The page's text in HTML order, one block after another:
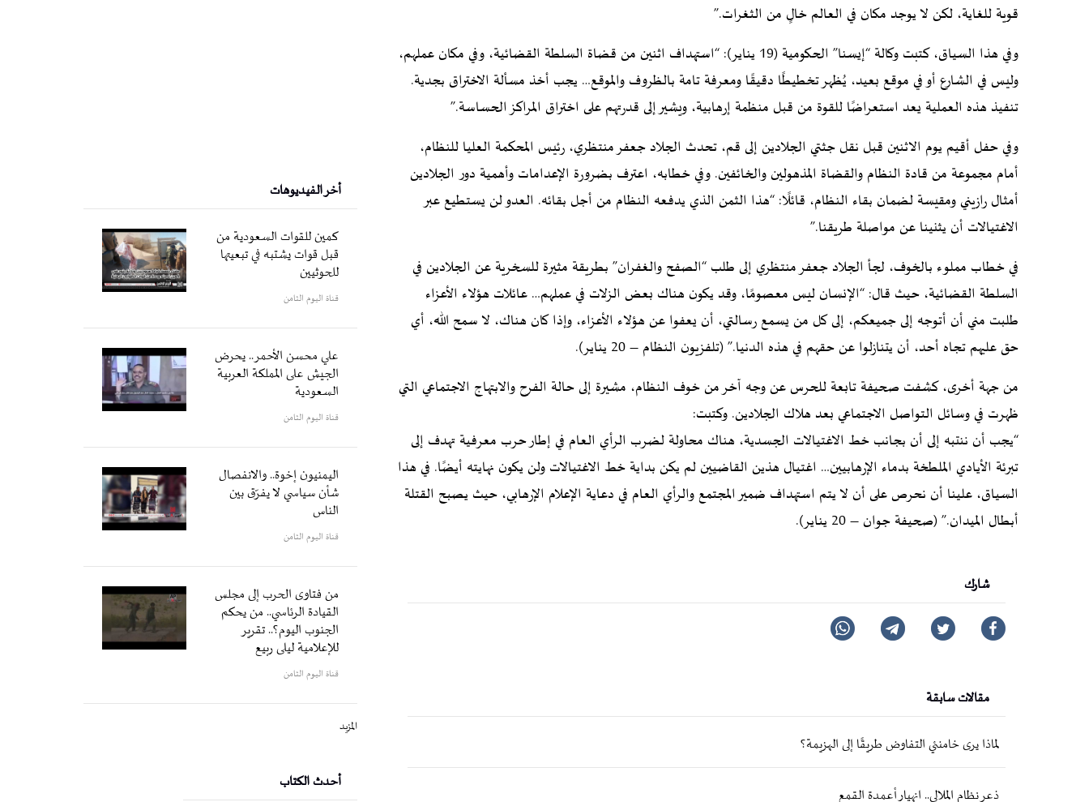
قوية للغاية، لكن لا يوجد مكان في العالم خالٍ من الثغرات.”
وفي هذا السياق، كتبت وكالة “إيسنا” الحكومية (19 يناير): “استهداف اثنين من قضاة السلطة القضائية، وفي مكان عملهم،
وليس في الشارع أو في موقع بعيد، يُظهر تخطيطًا دقيقًا ومعرفة تامة بالظروف والموقع… يجب أخذ مسألة الاختراق بجدية.
تنفيذ هذه العملية يعد استعراضًا للقوة من قبل منظمة إرهابية، ويشير إلى قدرتهم على اختراق المراكز الحساسة.”
وفي حفل أقيم يوم الاثنين قبل نقل جثتي الجلادين إلى قم، تحدث الجلاد جعفر منتظري، رئيس المحكمة العليا للنظام،
أمام مجموعة من قادة النظام والقضاة المذهولين والخائفين. وفي خطابه، اعترف بضرورة الإعدامات وأهمية دور الجلادين
أمثال رازيني ومقيسة لضمان بقاء النظام، قائلًا: “هذا الثمن الذي يدفعه النظام من أجل بقائه. العدو لن يستطيع عبر
الاغتيالات أن يثنينا عن مواصلة طريقنا.”
في خطاب مملوء بالخوف، لجأ الجلاد جعفر منتظري إلى طلب “الصفح والغفران” بطريقة مثيرة للسخرية عن الجلادين في
السلطة القضائية، حيث قال: “الإنسان ليس معصومًا، وقد يكون هناك بعض الزلات في عملهم… عائلات هؤلاء الأعزاء
طلبت مني أن أتوجه إلى جميعكم، إلى كل من يسمع رسالتي، أن يعفوا عن هؤلاء الأعزاء، وإذا كان هناك، لا سمح الله، أي
حق عليهم تجاه أحد، أن يتنازلوا عن حقهم في هذه الدنيا.” (تلفزيون النظام – 20 يناير).
من جهة أخرى، كشفت صحيفة تابعة للحرس عن وجه آخر من خوف النظام، مشيرة إلى حالة الفرح والابتهاج الاجتماعي التي
ظهرت في وسائل التواصل الاجتماعي بعد هلاك الجلادين. وكتبت:
“يجب أن ننتبه إلى أن بجانب خط الاغتيالات الجسدية، هناك محاولة لضرب الرأي العام في إطار حرب معرفية تهدف إلى
تبرئة الأيادي الملطخة بدماء الإرهابيين… اغتيال هذين القاضيين لم يكن بداية خط الاغتيالات ولن يكون نهايته أيضًا. في هذا
السياق، علينا أن نحرص على أن لا يتم استهداف ضمير المجتمع والرأي العام في دعاية الإعلام الإرهابي، حيث يصبح القتلة
أبطال الميدان.” (صحيفة جوان – 20 يناير).
شارك
مقالات سابقة
لماذا يرى خامنئي التفاوض طريقًا إلى الهزيمة؟
ذعر نظام الملالي.. انهيار أعمدة القمع
أخر الفيديوهات
كمين للقوات السعودية من
قبل قوات يشتبه في تبعيتها
للحوثيين
قناة اليوم الثامن
علي محسن الأحمر.. يحرض
الجيش على المملكة العربية
السعودية
قناة اليوم الثامن
اليمنيون إخوة.. والانفصال
شأن سياسي لا يفرّق بين
الناس
قناة اليوم الثامن
من فتاوى الحرب إلى مجلس
القيادة الرئاسي.. من يحكم
الجنوب اليوم؟.. تقرير
للإعلامية ليلى ربيع
قناة اليوم الثامن
المزيد
أحدث الكتاب